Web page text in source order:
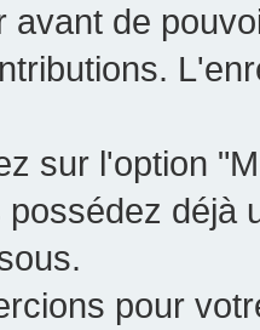
avant de
sur l'option
déjà
pour